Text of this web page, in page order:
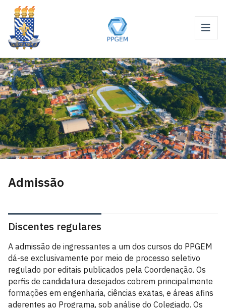
Admissão
Discentes regulares
A admissão de ingressantes a um dos cursos do PPGEM
dá-se exclusivamente por meio de processo seletivo
regulado por editais publicados pela Coordenação. Os
perfis de candidatura desejados cobrem principalmente
formações em engenharia, ciências exatas, e áreas afins
aderentes ao Programa, sob análise do Colegiado. Os